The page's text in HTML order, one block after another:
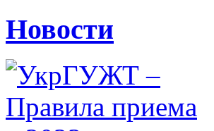
Новости